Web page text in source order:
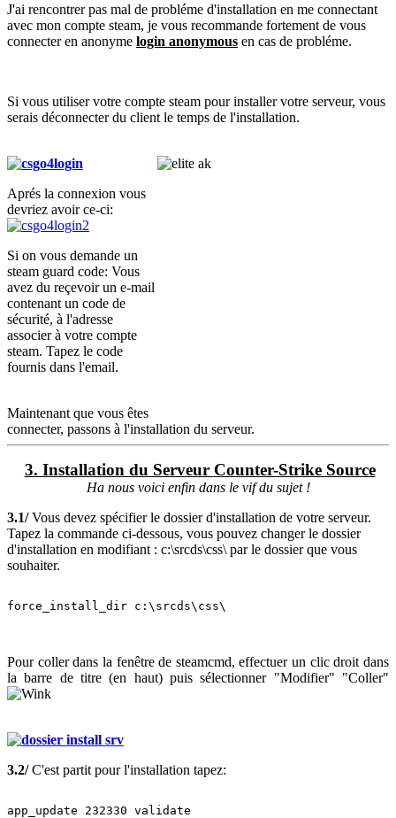
J'ai rencontrer pas mal de probléme d'installation en me connectant
avec mon compte steam, je vous recommande fortement de vous
connecter en anonyme login anonymous en cas de probléme.
Si vous utiliser votre compte steam pour installer votre serveur, vous
serais déconnecter du client le temps de l'installation.
Aprés la connexion vous
devriez avoir ce-ci:
Si on vous demande un
steam guard code: Vous
avez du reçevoir un e-mail
contenant un code de
sécurité, à l'adresse
associer à votre compte
steam. Tapez le code
fournis dans l'email.
Maintenant que vous êtes
connecter, passons à l'installation du serveur.
3. Installation du Serveur Counter-Strike Source
Ha nous voici enfin dans le vif du sujet !
3.1/Vous devez spécifier le dossier d'installation de votre serveur.
Tapez la commande ci-dessous, vous pouvez changer le dossier
d'installation en modifiant : c:\srcds\css\ par le dossier que vous
souhaiter.
force_install_dir c:\srcds\css\
Pour coller dans la fenêtre de steamcmd, effectuer un clic droit dans
la barre de titre (en haut) puis sélectionner "Modifier" "Coller"
3.2/C'est partit pour l'installation tapez:
app_update 232330 validate